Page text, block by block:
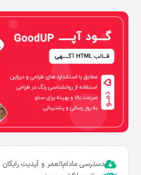
دسترسی مادام‌العمر و آپدیت رایگان